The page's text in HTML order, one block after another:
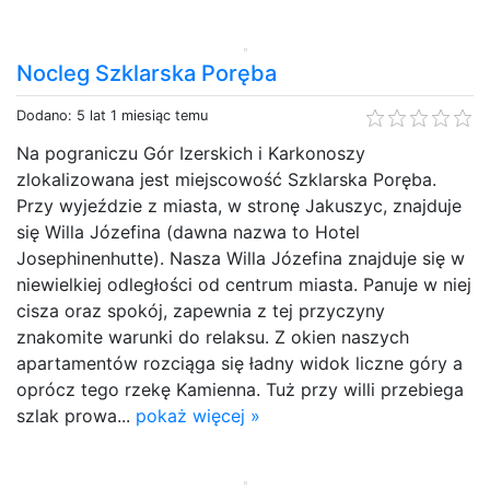
Nocleg Szklarska Poręba
Dodano: 5 lat 1 miesiąc temu
Na pograniczu Gór Izerskich i Karkonoszy
zlokalizowana jest miejscowość Szklarska Poręba.
Przy wyjeździe z miasta, w stronę Jakuszyc, znajduje
się Willa Józefina (dawna nazwa to Hotel
Josephinenhutte). Nasza Willa Józefina znajduje się w
niewielkiej odległości od centrum miasta. Panuje w niej
cisza oraz spokój, zapewnia z tej przyczyny
znakomite warunki do relaksu. Z okien naszych
apartamentów rozciąga się ładny widok liczne góry a
oprócz tego rzekę Kamienna. Tuż przy willi przebiega
szlak prowa... pokaż więcej »